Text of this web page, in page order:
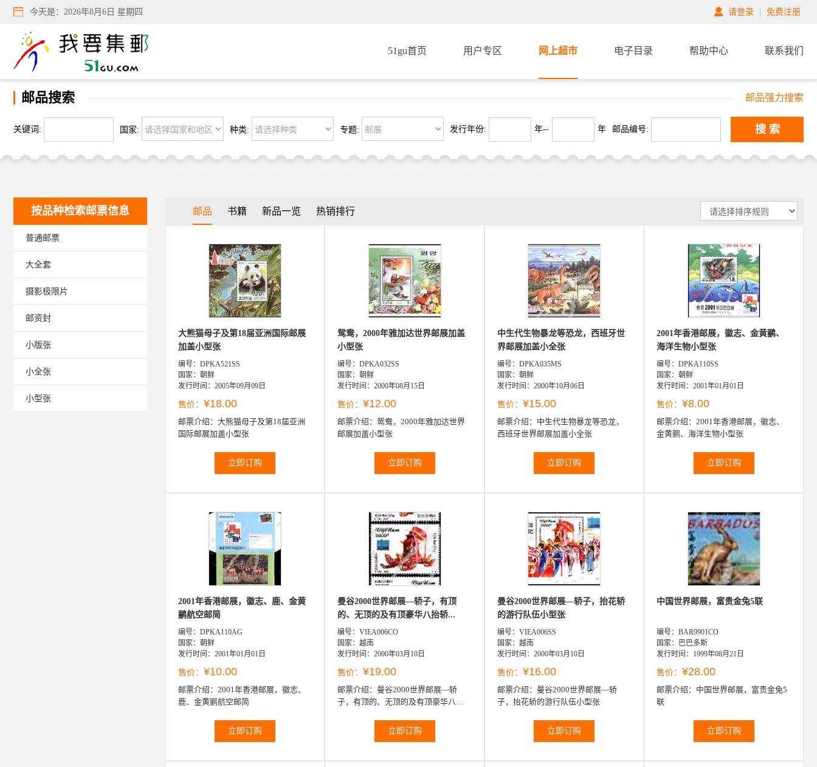
今天是： 2026年8月6日 星期四 请登录 免费注册
51gu首页 用户专区 网上超市 电子目录 帮助中心 联系我们
邮品搜索 邮品强力搜索
关键词: 国家: 种类: 专题: 发行年份: 年-- 年 邮品编号: 搜 索
按品种检索邮票信息
普通邮票
大全套
摄影极限片
邮资封
小版张
小全张
小型张
邮品 书籍 新品一览 热销排行
大熊猫母子及第18届亚洲国际邮展
加盖小型张
编号：DPKA521SS
国家：朝鲜
发行时间：2005年09月09日
售价： ¥18.00
邮票介绍： 大熊猫母子及第18届亚洲
国际邮展加盖小型张
立即订购
鸳鸯，2000年雅加达世界邮展加盖
小型张
编号：DPKA032SS
国家：朝鲜
发行时间：2000年08月15日
售价：¥12.00
邮票介绍：鸳鸯，2000年雅加达世界
邮展加盖小型张
立即订购
中生代生物暴龙等恐龙，西班牙世
界邮展加盖小全张
编号：DPKA035MS
国家：朝鲜
发行时间：2000年10月06日
售价： ¥15.00
邮票介绍： 中生代生物暴龙等恐龙，
西班牙世界邮展加盖小全张
立即订购
2001年香港邮展，徽志、金黄鹂、
海洋生物小型张
编号：DPKA110SS
国家：朝鲜
发行时间：2001年01月01日
售价：¥8.00
邮票介绍：2001年香港邮展，徽志、
金黄鹂、海洋生物小型张
立即订购
2001年香港邮展，徽志、鹿、金黄
鹂航空邮简
编号：DPKA110AG
国家：朝鲜
发行时间：2001年01月01日
售价： ¥10.00
邮票介绍： 2001年香港邮展，徽志、
鹿、金黄鹂航空邮简
立即订购
曼谷2000世界邮展—轿子，有顶
的、无顶的及有顶豪华八抬轿...
编号：VIEA006CO
国家：越南
发行时间：2000年03月10日
售价：¥19.00
邮票介绍： 曼谷2000世界邮展—轿
子，有顶的、无顶的及有顶豪华八抬
立即订购
曼谷2000世界邮展—轿子，抬花轿
的游行队伍小型张
编号：VIEA006SS
国家：越南
发行时间：2000年03月10日
售价： ¥16.00
邮票介绍： 曼谷2000世界邮展—轿
子，抬花轿的游行队伍小型张
立即订购
中国世界邮展，富贵金兔5联
编号：BAR9901CO
国家：巴巴多斯
发行时间：1999年08月21日
售价：¥28.00
邮票介绍： 中国世界邮展，富贵金兔5
联
立即订购